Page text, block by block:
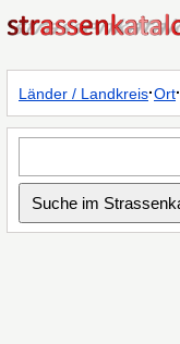
Länder / Landkreis·Ort·